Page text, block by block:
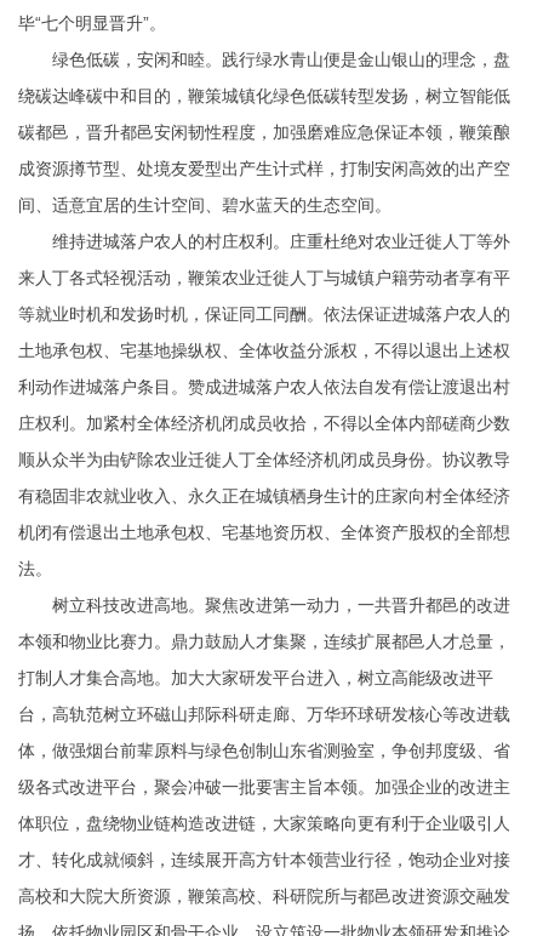
毕“七个明显晋升”。
绿色低碳，安闲和睦。践行绿水青山便是金山银山的理念，盘
绕碳达峰碳中和目的，鞭策城镇化绿色低碳转型发扬，树立智能低
碳都邑，晋升都邑安闲韧性程度，加强磨难应急保证本领，鞭策酿
成资源撙节型、处境友爱型出产生计式样，打制安闲高效的出产空
间、适意宜居的生计空间、碧水蓝天的生态空间。
维持进城落户农人的村庄权利。庄重杜绝对农业迁徙人丁等外
来人丁各式轻视活动，鞭策农业迁徙人丁与城镇户籍劳动者享有平
等就业时机和发扬时机，保证同工同酬。依法保证进城落户农人的
土地承包权、宅基地操纵权、全体收益分派权，不得以退出上述权
利动作进城落户条目。赞成进城落户农人依法自发有偿让渡退出村
庄权利。加紧村全体经济机闭成员收拾，不得以全体内部磋商少数
顺从众半为由铲除农业迁徙人丁全体经济机闭成员身份。协议教导
有稳固非农就业收入、永久正在城镇栖身生计的庄家向村全体经济
机闭有偿退出土地承包权、宅基地资历权、全体资产股权的全部想
法。
树立科技改进高地。聚焦改进第一动力，一共晋升都邑的改进
本领和物业比赛力。鼎力鼓励人才集聚，连续扩展都邑人才总量，
打制人才集合高地。加大大家研发平台进入，树立高能级改进平
台，高轨范树立环磁山邦际科研走廊、万华环球研发核心等改进载
体，做强烟台前辈原料与绿色创制山东省测验室，争创邦度级、省
级各式改进平台，聚会冲破一批要害主旨本领。加强企业的改进主
体职位，盘绕物业链构造改进链，大家策略向更有利于企业吸引人
才、转化成就倾斜，连续展开高方针本领营业行径，饱动企业对接
高校和大院大所资源，鞭策高校、科研院所与都邑改进资源交融发